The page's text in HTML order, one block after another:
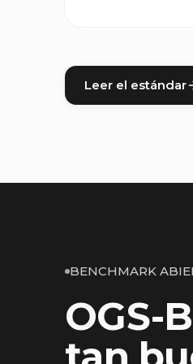
Leer el estándar
BENCHMARK
OGS-